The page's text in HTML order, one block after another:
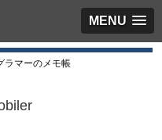
MENU
ラマーのメモ帳